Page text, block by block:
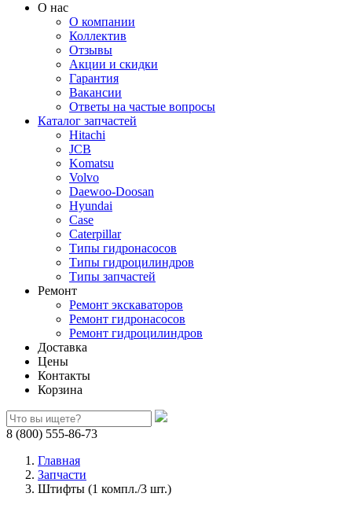
О нас
О компании
Коллектив
Отзывы
Акции и скидки
Гарантия
Вакансии
Ответы на частые вопросы
Каталог запчастей
Hitachi
JCB
Komatsu
Volvo
Daewoo-Doosan
Hyundai
Case
Caterpillar
Типы гидронасосов
Типы гидроцилиндров
Типы запчастей
Ремонт
Ремонт экскаваторов
Ремонт гидронасосов
Ремонт гидроцилиндров
Доставка
Цены
Контакты
Корзина
8 (800) 555-86-73
Главная
Запчасти
Штифты (1 компл./3 шт.)